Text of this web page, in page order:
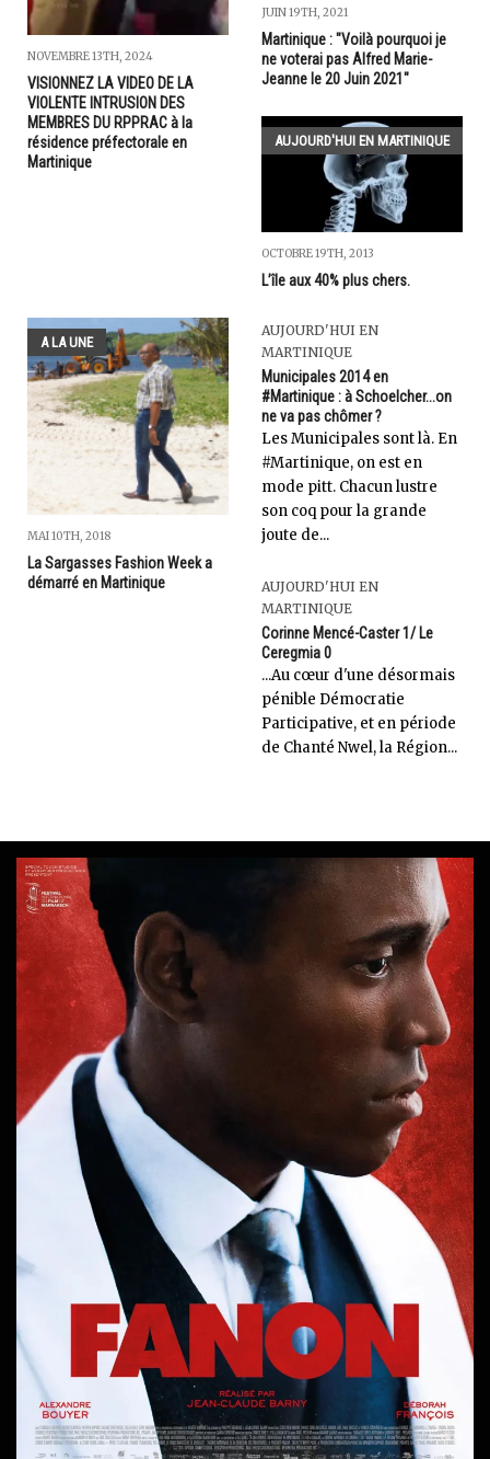
NOVEMBRE 13TH, 2024
VISIONNEZ LA VIDEO DE LA
VIOLENTE INTRUSION DES
MEMBRES DU RPPRAC à la
résidence préfectorale en
Martinique
JUIN 19TH, 2021
Martinique : "Voilà pourquoi je
ne voterai pas Alfred Marie-
Jeanne le 20 Juin 2021"
AUJOURD'HUI EN MARTINIQUE
OCTOBRE 19TH, 2013
L’île aux 40% plus chers.
A LA UNE
MAI 10TH, 2018
La Sargasses Fashion Week a
démarré en Martinique
AUJOURD'HUI EN
MARTINIQUE
Municipales 2014 en
#Martinique : à Schoelcher...on
ne va pas chômer ?
Les Municipales sont là. En
#Martinique, on est en
mode pitt. Chacun lustre
son coq pour la grande
joute de...
AUJOURD'HUI EN
MARTINIQUE
Corinne Mencé-Caster 1/ Le
Ceregmia 0
...Au cœur d'une désormais
pénible Démocratie
Participative, et en période
de Chanté Nwel, la Région...